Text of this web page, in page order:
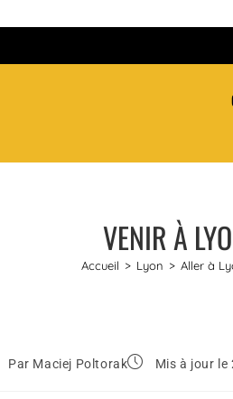
VENIR À
Accueil > Lyon > Aller à
Par Maciej Poltorak Mis à jour le